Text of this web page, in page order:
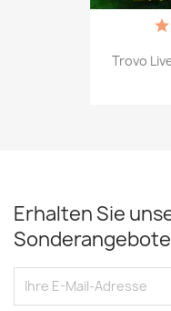
Trovo
Erhalten Sie
Sonderangebote